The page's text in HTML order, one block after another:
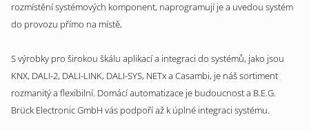
rozmístění systémových komponent, naprogramují je a uvedou systém
do provozu přímo na místě,
S výrobky pro širokou škálu aplikací a integraci do systémů, jako jsou
KNX, DALI-2, DALI-LINK, DALI-SYS, NETx a Casambi, je náš sortiment
rozmanitý a flexibilní. Domácí automatizace je budoucnost a B.E.G.
Brück Electronic GmbH vás podpoří až k úplné integraci systému.